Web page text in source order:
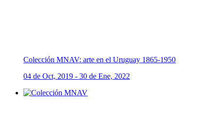
Colección MNAV: arte en el Uruguay 1865-1950
04 de Oct, 2019 - 30 de Ene, 2022